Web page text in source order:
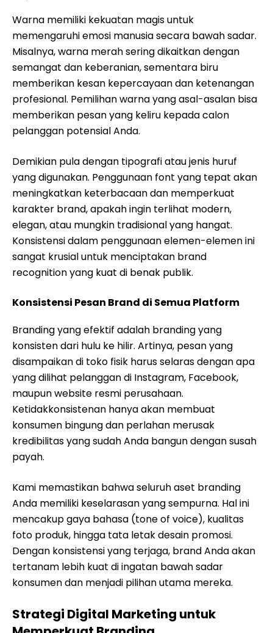
Warna memiliki kekuatan magis untuk
memengaruhi emosi manusia secara bawah sadar.
Misalnya, warna merah sering dikaitkan dengan
semangat dan keberanian, sementara biru
memberikan kesan kepercayaan dan ketenangan
profesional. Pemilihan warna yang asal-asalan bisa
memberikan pesan yang keliru kepada calon
pelanggan potensial Anda.
Demikian pula dengan tipografi atau jenis huruf
yang digunakan. Penggunaan font yang tepat akan
meningkatkan keterbacaan dan memperkuat
karakter brand, apakah ingin terlihat modern,
elegan, atau mungkin tradisional yang hangat.
Konsistensi dalam penggunaan elemen-elemen ini
sangat krusial untuk menciptakan brand
recognition yang kuat di benak publik.
Konsistensi Pesan Brand di Semua Platform
Branding yang efektif adalah branding yang
konsisten dari hulu ke hilir. Artinya, pesan yang
disampaikan di toko fisik harus selaras dengan apa
yang dilihat pelanggan di Instagram, Facebook,
maupun website resmi perusahaan.
Ketidakkonsistenan hanya akan membuat
konsumen bingung dan perlahan merusak
kredibilitas yang sudah Anda bangun dengan susah
payah.
Kami memastikan bahwa seluruh aset branding
Anda memiliki keselarasan yang sempurna. Hal ini
mencakup gaya bahasa (tone of voice), kualitas
foto produk, hingga tata letak desain promosi.
Dengan konsistensi yang terjaga, brand Anda akan
tertanam lebih kuat di ingatan bawah sadar
konsumen dan menjadi pilihan utama mereka.
Strategi Digital Marketing untuk